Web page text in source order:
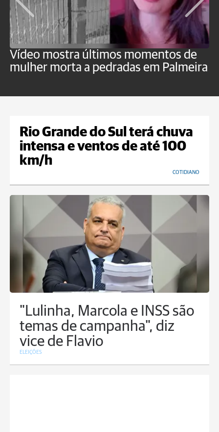
Vídeo mostra últimos momentos de
mulher morta a pedradas em Palmeira
Rio Grande do Sul terá chuva
intensa e ventos de até 100
km/h
COTIDIANO
"Lulinha, Marcola e INSS são
temas de campanha", diz
vice de Flavio
ELEIÇÕES